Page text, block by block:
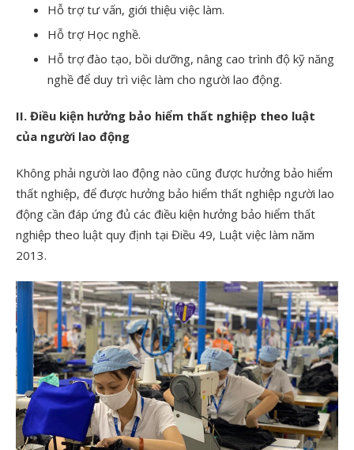
Hỗ trợ tư vấn, giới thiệu việc làm.
Hỗ trợ Học nghề.
Hỗ trợ đào tạo, bồi dưỡng, nâng cao trình độ kỹ năng
nghề để duy trì việc làm cho người lao động.
II. Điều kiện hưởng bảo hiểm thất nghiệp theo luật
của người lao động
Không phải người lao động nào cũng được hưởng bảo hiểm
thất nghiệp, để được hưởng bảo hiểm thất nghiệp người lao
động cần đáp ứng đủ các điều kiện hưởng bảo hiểm thất
nghiệp theo luật quy định tại Điều 49, Luật việc làm năm
2013.